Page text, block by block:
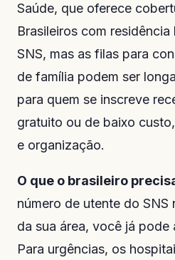
Saúde, que oferece
Brasileiros com
SNS, mas as filas para
de família podem ser
para quem se inscreve
gratuito ou de baixo
e organização.
O que o brasileiro
número de utente do SNS
da sua área, você já pode
Para urgências, os